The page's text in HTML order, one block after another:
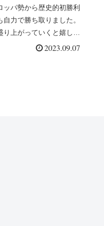
パ勢から歴史的初勝利
力で勝ち取りました。
上がっていくと嬉しい
2023.09.07